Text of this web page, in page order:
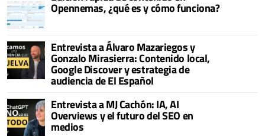
Opennemas, ¿qué es y cómo funciona?
Entrevista a Álvaro Mazariegos y
Gonzalo Mirasierra: Contenido local,
Google Discover y estrategia de
audiencia de El Español
Entrevista a MJ Cachón: IA, AI
Overviews y el futuro del SEO en
medios